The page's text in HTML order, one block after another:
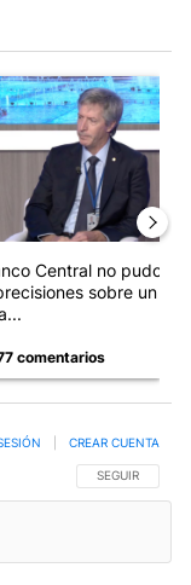
nombró al ideólogo
de tendencia
Central no pudo
sobre un
comentarios
SIGA ESTA
SEGUIR
CREAR CUENTA